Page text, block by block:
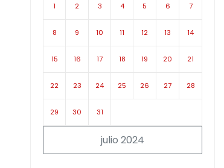
julio 2024
1 2 3 4 5 6 7
8 9 10 11 12 13 14
15 16 17 18 19 20 21
22 23 24 25 26 27 28
29 30 31